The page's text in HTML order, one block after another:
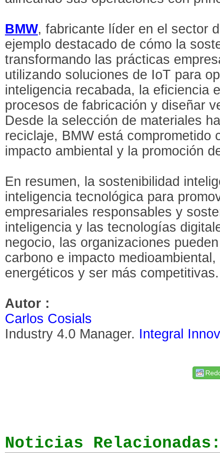
BMW, fabricante líder en el sector
ejemplo destacado de cómo la
transformando las prácticas
utilizando soluciones de IoT para
inteligencia recabada, la eficiencia
procesos de fabricación y diseñar
Desde la selección de materiales
reciclaje, BMW está comprometido
impacto ambiental y la promoción
En resumen, la sostenibilidad
inteligencia tecnológica para
empresariales responsables y
inteligencia y las tecnologías
negocio, las organizaciones
carbono e impacto
energéticos y ser más competitivas.
Autor :
Carlos Cosials
Industry 4.0 Manager. Integral
Noticias